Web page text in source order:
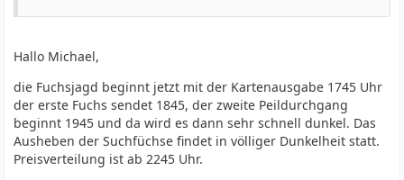
Hallo Michael,
die Fuchsjagd beginnt jetzt mit der Kartenausgabe 1745 Uhr
der erste Fuchs sendet 1845, der zweite Peildurchgang
beginnt 1945 und da wird es dann sehr schnell dunkel. Das
Ausheben der Suchfüchse findet in völliger Dunkelheit statt.
Preisverteilung ist ab 2245 Uhr.